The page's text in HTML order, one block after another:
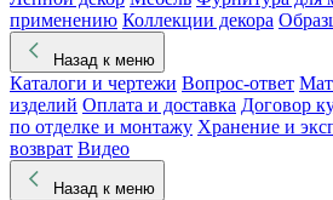
применению Коллекции декора
Назад к меню
Каталоги и чертежи Вопрос-ответ
изделий Оплата и доставка Договор
по отделке и монтажу Хранение и
возврат Видео
Назад к меню